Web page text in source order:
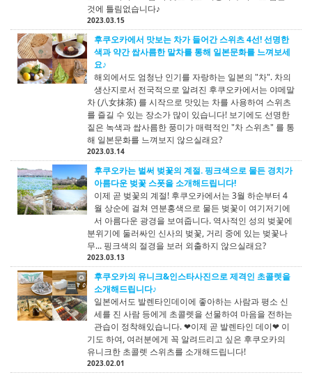
것에 틀림없습니다♪
2023.03.15
후쿠오카에서 맛보는 차가 들어간 스위츠 4선! 선명한
색과 약간 쌉사름한 말차를 통해 일본문화를 느껴보세
요♪
해외에서도 엄청난 인기를 자랑하는 일본의 "차". 차의
생산지로서 전국적으로 알려진 후쿠오카에서는 야메말
차 (八女抹茶) 를 시작으로 맛있는 차를 사용하여 스위츠
를 즐길 수 있는 장소가 많이 있습니다! 보기에도 선명한
짙은 녹색과 쌉사름한 풍미가 매력적인 "차 스위츠" 를 통
해 일본문화를 느껴보지 않으실래요?
2023.03.14
후쿠오카는 벌써 벚꽃의 계절. 핑크색으로 물든 경치가
아름다운 벚꽃 스폿을 소개해드립니다!
이제 곧 벚꽃의 계절! 후쿠오카에서는 3월 하순부터 4
월 상순에 걸쳐 연분홍색으로 물든 벚꽃이 여기저기에
서 아름다운 광경을 보여줍니다. 역사적인 성의 벚꽃에
분위기에 둘러싸인 신사의 벚꽃, 거리 중에 있는 벚꽃나
무... 핑크색의 절경을 보러 외출하지 않으실래요?
2023.03.13
후쿠오카의 유니크&인스타사진으로 제격인 초콜렛을
소개해드립니다♪
일본에서도 발렌타인데이에 좋아하는 사람과 평소 신
세를 진 사람 등에게 초콜렛을 선물하여 마음을 전하는
관습이 정착해있습니다. ❤이제 곧 발렌타인 데이❤ 이
기도 하여, 여러분에게 꼭 알려드리고 싶은 후쿠오카의
유니크한 초콜렛 스위츠를 소개해드립니다!
2023.02.01